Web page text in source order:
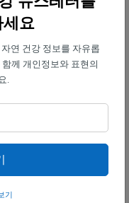
따라 가축을 기른
들과 얘기를 하는
농장 운영 방식에
것입니다.
Broth)'에서
양고기와 사슴고
요
연 건강 정보를 자유롭
께 개인정보와 표현의
.
기